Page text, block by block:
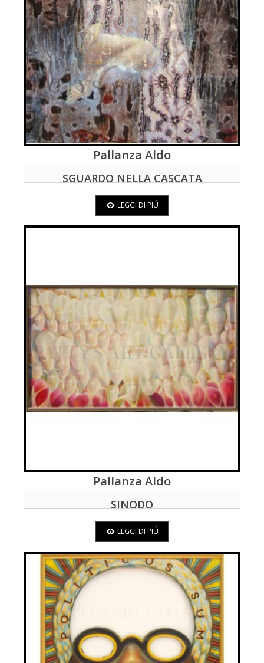
LEGGI DI PIÚ
Pallanza Aldo
SGUARDO NELLA CASCATA
LEGGI DI PIÚ
LEGGI DI PIÚ
Pallanza Aldo
SINODO
LEGGI DI PIÚ